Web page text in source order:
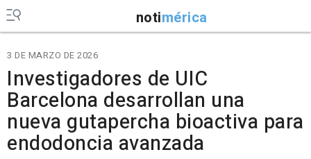
notimérica
3 DE MARZO DE 2026
Investigadores de UIC
Barcelona desarrollan una
nueva gutapercha bioactiva para
endodoncia avanzada